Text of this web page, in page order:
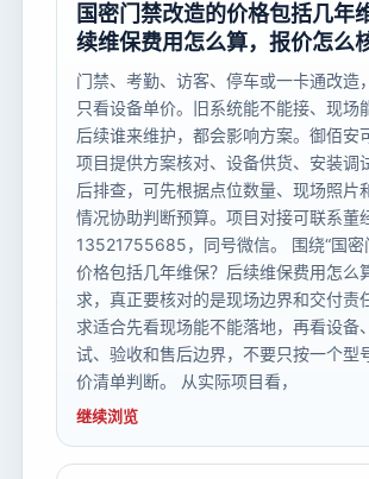
国密门禁改造的价格包括几年
续维保费用怎么算，报价怎么
门禁、考勤、访客、停车或一卡通改造
只看设备单价。旧系统能不能接、现场
后续谁来维护，都会影响方案。御佰安
项目提供方案核对、设备供货、安装调
后排查，可先根据点位数量、现场照片
情况协助判断预算。项目对接可联系董
13521755685，同号微信。 围绕“国密
价格包括几年维保？后续维保费用怎么
求，真正要核对的是现场边界和交付责
求适合先看现场能不能落地，再看设备
试、验收和售后边界，不要只按一个型
价清单判断。 从实际项目看，
继续浏览